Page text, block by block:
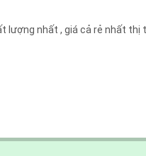
lượng nhất , giá cả rẻ nhất thị